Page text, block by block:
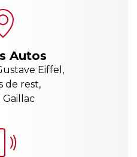
Autos
Eiffel,
de rest,
Gaillac